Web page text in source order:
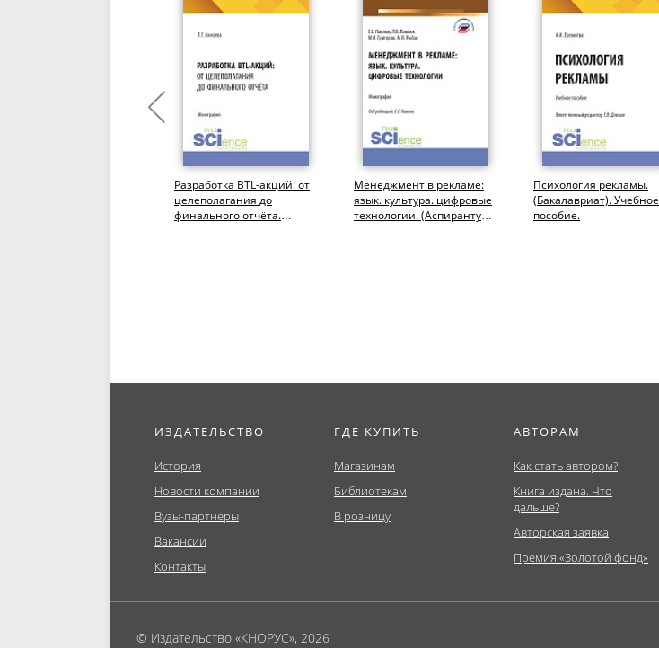
Разработка BTL-акций: от
целеполагания до
финального отчёта.
Менеджмент в рекламе:
язык. культура. цифровые
технологии. (Аспирантура,
Психология рекламы.
(Бакалавриат). Учебное
пособие.
ИЗДАТЕЛЬСТВО
История
Новости компании
Вузы-партнеры
Вакансии
Контакты
ГДЕ КУПИТЬ
Магазинам
Библиотекам
В розницу
АВТОРАМ
Как стать автором?
Книга издана. Что
дальше?
Авторская заявка
Премия «Золотой фонд»
© Издательство «КНОРУС», 2026